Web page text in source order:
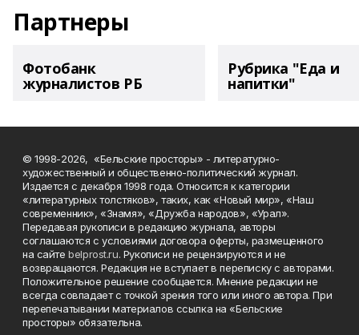
Партнеры
Фотобанк
журналистов РБ
Рубрика "Еда и
напитки"
© 1998-2026, «Бельские просторы» - литературно-
художественный и общественно-политический журнал.
Издается с декабря 1998 года. Относится к категории
«литературных толстяков», таких, как «Новый мир», «Наш
современник», «Знамя», «Дружба народов», «Урал».
Передавая рукописи в редакцию журнала, авторы
соглашаются с условиями договора оферты, размещенного
на сайтеbelprost.ru. Рукописи не рецензируются и не
возвращаются. Редакция не вступает в переписку с авторами.
Положительное решение сообщается. Мнение редакции не
всегда совпадает с точкой зрения того или иного автора. При
перепечатывании материалов ссылка на «Бельские
просторы» обязательна.